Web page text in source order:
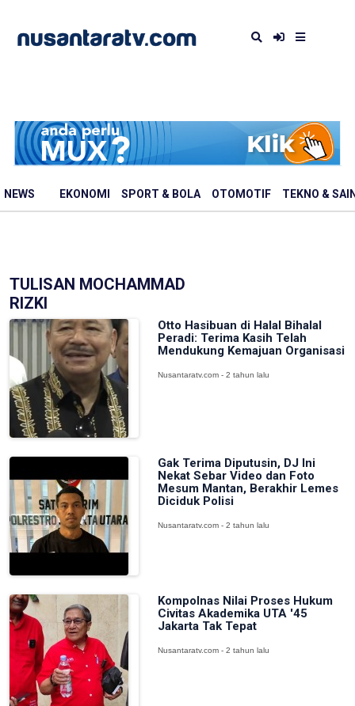
NEWS EKONOMI SPORT & BOLA OTOMOTIF TEKNO &
TULISAN MOCHAMMAD
RIZKI
Otto Hasibuan di Halal Bihalal
Peradi: Terima Kasih Telah
Mendukung Kemajuan Organisasi
Nusantaratv.com - 2 tahun lalu
Gak Terima Diputusin, DJ Ini
Nekat Sebar Video dan Foto
Mesum Mantan, Berakhir Lemes
Diciduk Polisi
Nusantaratv.com - 2 tahun lalu
Kompolnas Nilai Proses Hukum
Civitas Akademika UTA '45
Jakarta Tak Tepat
Nusantaratv.com - 2 tahun lalu